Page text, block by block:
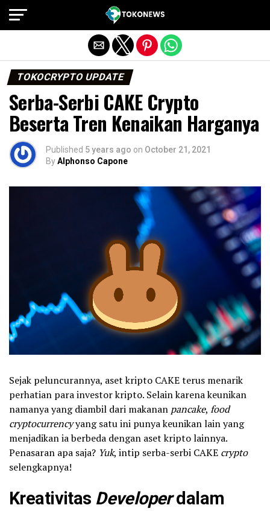
TOKOCRYPTO UPDATE
Serba-Serbi CAKE Crypto
Beserta Tren Kenaikan Harganya
Published 5 years ago on October 21, 2021
ByAlphonso Capone
Sejak peluncurannya, aset kripto CAKE terus menarik
perhatian para investor kripto. Selain karena keunikan
namanya yang diambil dari makanan pancake, food
cryptocurrencyyang satu ini punya keunikan lain yang
menjadikan ia berbeda dengan aset kripto lainnya.
Penasaran apa saja? Yuk, intip serba-serbi CAKE crypto
selengkapnya!
Kreativitas Developerdalam
Exit mobile version